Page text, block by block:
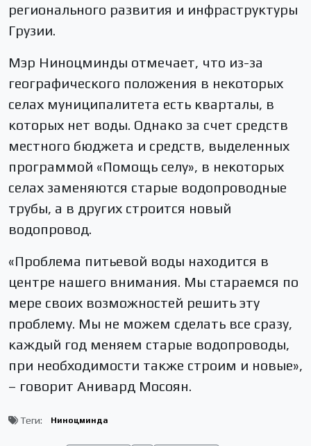
регионального развития и инфраструктуры
Грузии.
Мэр Ниноцминды отмечает, что из-за
географического положения в некоторых
селах муниципалитета есть кварталы, в
которых нет воды. Однако за счет средств
местного бюджета и средств, выделенных
программой «Помощь селу», в некоторых
селах заменяются старые водопроводные
трубы, а в других строится новый
водопровод.
«Проблема питьевой воды находится в
центре нашего внимания. Мы стараемся по
мере своих возможностей решить эту
проблему. Мы не можем сделать все сразу,
каждый год меняем старые водопроводы,
при необходимости также строим и новые»,
– говорит Анивард Мосоян.
Теги: Ниноцминда